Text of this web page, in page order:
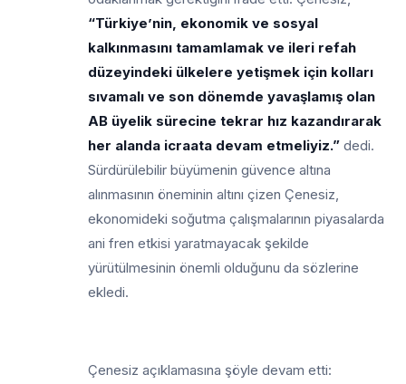
“Türkiye’nin, ekonomik ve sosyal
kalkınmasını tamamlamak ve ileri refah
düzeyindeki ülkelere yetişmek için kolları
sıvamalı ve son dönemde yavaşlamış olan
AB üyelik sürecine tekrar hız kazandırarak
her alanda icraata devam etmeliyiz.”dedi.
Sürdürülebilir büyümenin güvence altına
alınmasının öneminin altını çizen Çenesiz,
ekonomideki soğutma çalışmalarının piyasalarda
ani fren etkisi yaratmayacak şekilde
yürütülmesinin önemli olduğunu da sözlerine
ekledi.
Çenesiz açıklamasına şöyle devam etti: